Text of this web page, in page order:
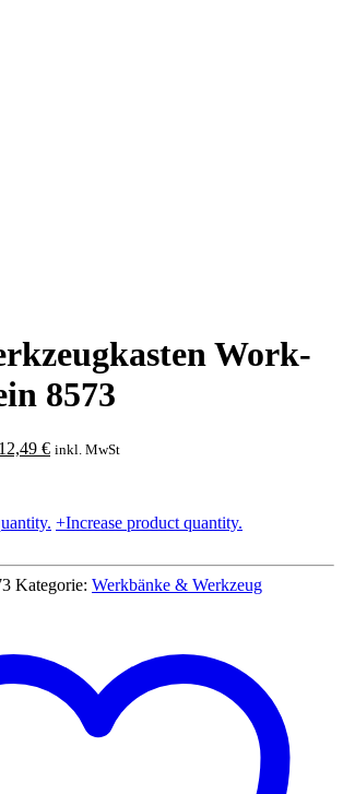
Work-
8573
12,49 €Aktueller
inkl. MwSt
Bosch
Work-
Box
-
Menge
+Increase product quantity.
Kategorie: Werkbänke & Werkzeug